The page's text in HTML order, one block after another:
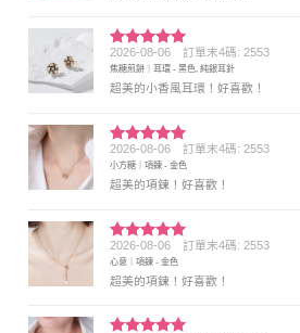
評分5 滿
分 5
2026-08-06 訂單末4碼: 2553
焦糖煎餅｜耳環 - 黑色, 純銀耳針
超美的小香風耳環！好喜歡！
評分5 滿
分 5
2026-08-06 訂單末4碼: 2553
小方糖｜項鍊 - 金色
超美的項鍊！好喜歡！
評分5滿
分 5
2026-08-06 訂單末4碼: 2553
心意｜項鍊 - 金色
超美的項鍊！好喜歡！